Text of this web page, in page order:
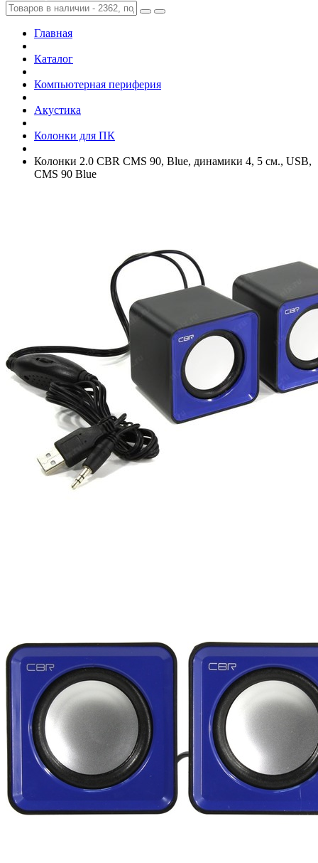
Главная
Каталог
Компьютерная периферия
Акустика
Колонки для ПК
Колонки 2.0 CBR CMS 90, Blue, динамики 4, 5 см., USB,
CMS 90 Blue